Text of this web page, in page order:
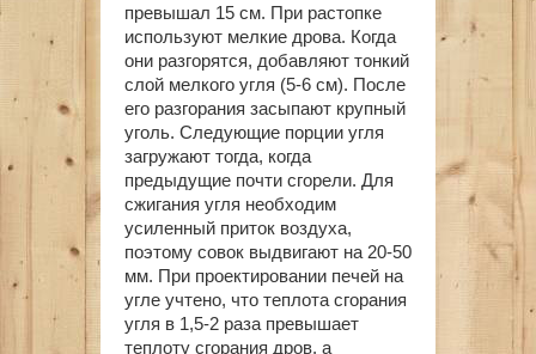
превышал 15 см. При растопке
используют мелкие дрова. Когда
они разгорятся, добавляют тонкий
слой мелкого угля (5-6 см). После
его разгорания засыпают крупный
уголь. Следующие порции угля
загружают тогда, когда
предыдущие почти сгорели. Для
сжигания угля необходим
усиленный приток воздуха,
поэтому совок выдвигают на 20-50
мм. При проектировании печей на
угле учтено, что теплота сгорания
угля в 1,5-2 раза превышает
теплоту сгорания дров, а